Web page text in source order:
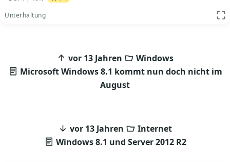
Unterhaltung
vor 13 Jahren
Windows
Microsoft Windows 8.1 kommt nun doch nicht im
August
vor 13 Jahren
Internet
Windows 8.1 und Server 2012 R2